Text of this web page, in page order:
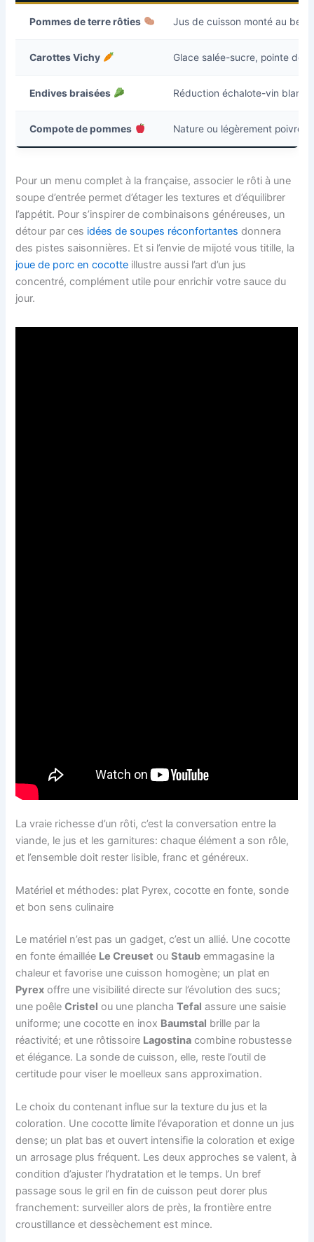
Pommes de terre rôties Jus de cuisson monté au
Carottes Vichy Glace salée-sucre, pointe de
Endives braisées Réduction échalote-vin blanc
Compote de pommes Nature ou légèrement poivrée
Pour un menu complet à la française, associer le rôti à une
soupe d’entrée permet d’étager les textures et d’équilibrer
l’appétit. Pour s’inspirer de combinaisons généreuses, un
détour par ces idées de soupes réconfortantes donnera
des pistes saisonnières. Et si l’envie de mijoté vous titille, la
joue de porc en cocotte illustre aussi l’art d’un jus
concentré, complément utile pour enrichir votre sauce du
jour.
La vraie richesse d’un rôti, c’est la conversation entre la
viande, le jus et les garnitures: chaque élément a son rôle,
et l’ensemble doit rester lisible, franc et généreux.
Matériel et méthodes: plat Pyrex, cocotte en fonte, sonde
et bon sens culinaire
Le matériel n’est pas un gadget, c’est un allié. Une cocotte
en fonte émaillée Le Creuset ouStaub emmagasine la
chaleur et favorise une cuisson homogène; un plat en
Pyrex offre une visibilité directe sur l’évolution des sucs;
une poêleCristel ou une planchaTefal assure une saisie
uniforme; une cocotte en inox Baumstal brille par la
réactivité; et une rôtissoire Lagostina combine robustesse
et élégance. La sonde de cuisson, elle, reste l’outil de
certitude pour viser le moelleux sans approximation.
Le choix du contenant influe sur la texture du jus et la
coloration. Une cocotte limite l’évaporation et donne un jus
dense; un plat bas et ouvert intensifie la coloration et exige
un arrosage plus fréquent. Les deux approches se valent, à
condition d’ajuster l’hydratation et le temps. Un bref
passage sous le gril en fin de cuisson peut dorer plus
franchement: surveiller alors de près, la frontière entre
croustillance et dessèchement est mince.